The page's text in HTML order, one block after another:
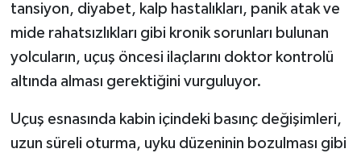
tansiyon, diyabet, kalp hastalıkları, panik atak ve
mide rahatsızlıkları gibi kronik sorunları bulunan
yolcuların, uçuş öncesi ilaçlarını doktor kontrolü
altında alması gerektiğini vurguluyor.
Uçuş esnasında kabin içindeki basınç değişimleri,
uzun süreli oturma, uyku düzeninin bozulması gibi